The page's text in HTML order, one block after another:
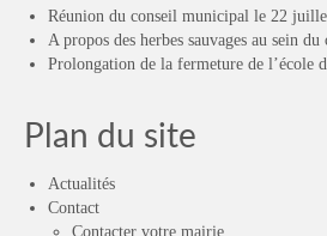
Réunion du conseil municipal le 22
A propos des herbes sauvages au sein
Prolongation de la fermeture de l’école
Plan du site
Actualités
Contact
Contacter votre mairie